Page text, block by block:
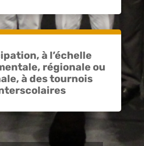
à l’échelle
régionale ou
à des tournois